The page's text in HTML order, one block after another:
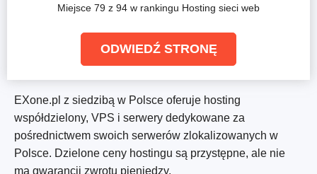
EXone.pl z siedzibą w Polsce oferuje hosting
współdzielony, VPS i serwery dedykowane za
pośrednictwem swoich serwerów zlokalizowanych w
Polsce. Dzielone ceny hostingu są przystępne, ale nie
ma gwarancji zwrotu pieniędzy.
Miejsce 79 z 94 w rankingu Hosting sieci web
ODWIEDŹ STRONĘ